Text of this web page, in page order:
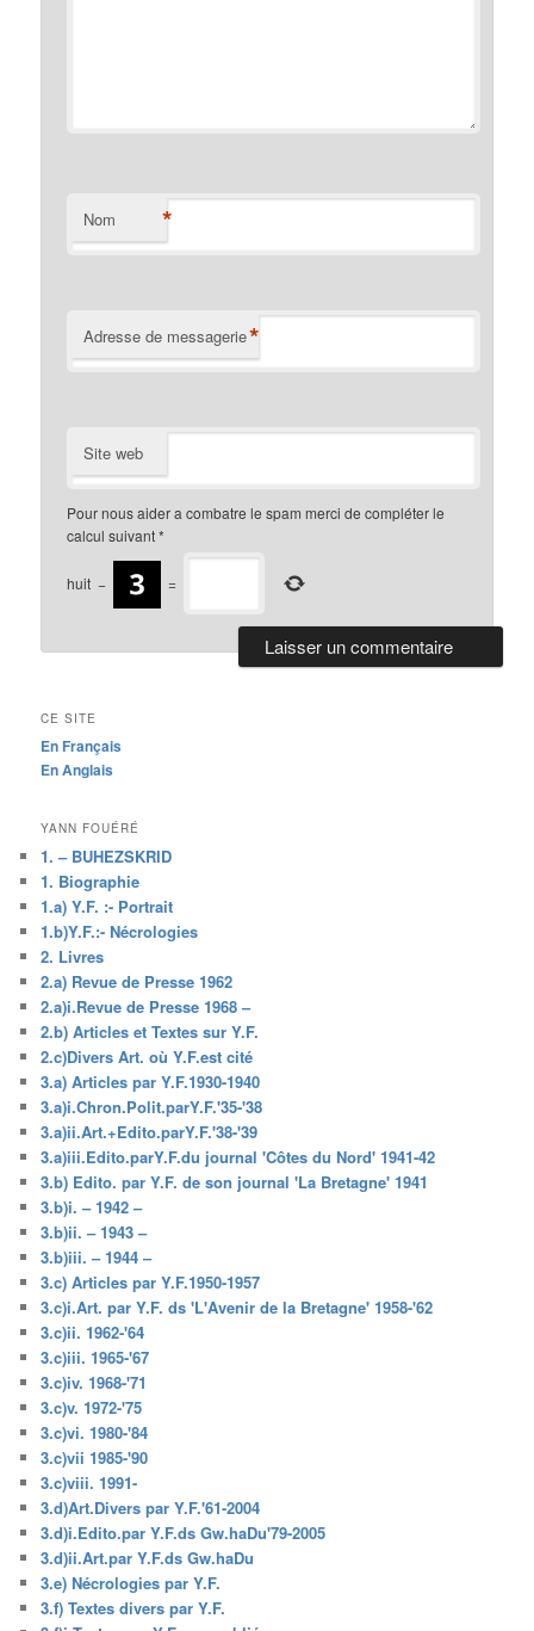
Nom *
Adresse de messagerie*
Site web
Pour nous aider a combatre le spam merci de compléter le
calcul suivant*
huit − =
CE SITE
En Français
En Anglais
YANN FOUÉRÉ
1. – BUHEZSKRID
1. Biographie
1.a) Y.F. :- Portrait
1.b)Y.F.:- Nécrologies
2. Livres
2.a) Revue de Presse 1962
2.a)i.Revue de Presse 1968 –
2.b) Articles et Textes sur Y.F.
2.c)Divers Art. où Y.F.est cité
3.a) Articles par Y.F.1930-1940
3.a)i.Chron.Polit.parY.F.'35-'38
3.a)ii.Art.+Edito.parY.F.'38-'39
3.a)iii.Edito.parY.F.du journal 'Côtes du Nord' 1941-42
3.b) Edito. par Y.F. de son journal 'La Bretagne' 1941
3.b)i. – 1942 –
3.b)ii. – 1943 –
3.b)iii. – 1944 –
3.c) Articles par Y.F.1950-1957
3.c)i.Art. par Y.F. ds 'L'Avenir de la Bretagne' 1958-'62
3.c)ii. 1962-'64
3.c)iii. 1965-'67
3.c)iv. 1968-'71
3.c)v. 1972-'75
3.c)vi. 1980-'84
3.c)vii 1985-'90
3.c)viii. 1991-
3.d)Art.Divers par Y.F.'61-2004
3.d)i.Edito.par Y.F.ds Gw.haDu'79-2005
3.d)ii.Art.par Y.F.ds Gw.haDu
3.e) Nécrologies par Y.F.
3.f) Textes divers par Y.F.